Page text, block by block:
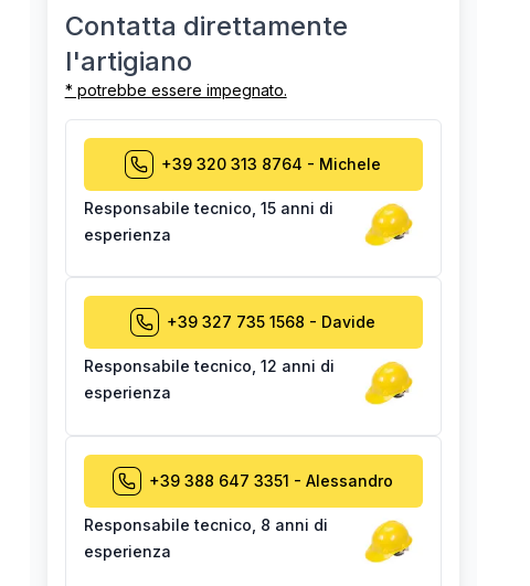
Contatta direttamente
l'artigiano
* potrebbe essere impegnato.
+39 320 313 8764 - Michele
Responsabile tecnico 15 anni di
esperienza
+39 327 735 1568 - Davide
Responsabile tecnico 12 anni di
esperienza
+39 388 647 3351 - Alessandro
Responsabile tecnico 8 anni di
esperienza